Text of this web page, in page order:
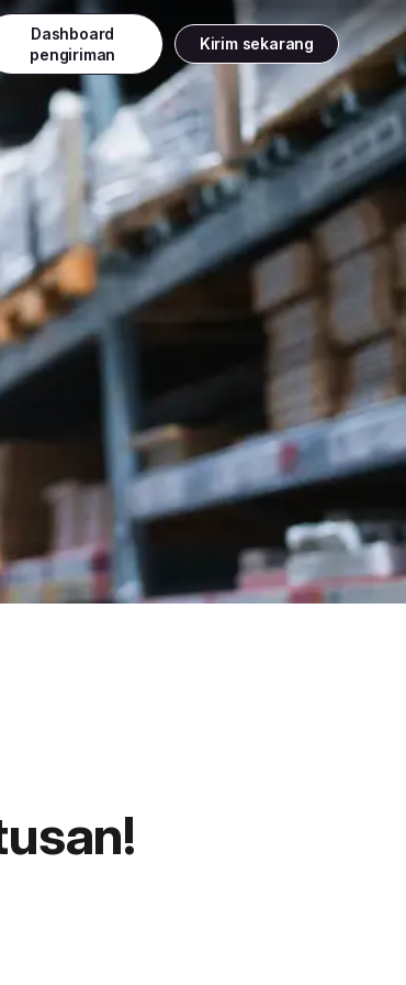
Dashboard
pengiriman
Masuk
Kirim sekarang
Gratis Pick Up kapanpun